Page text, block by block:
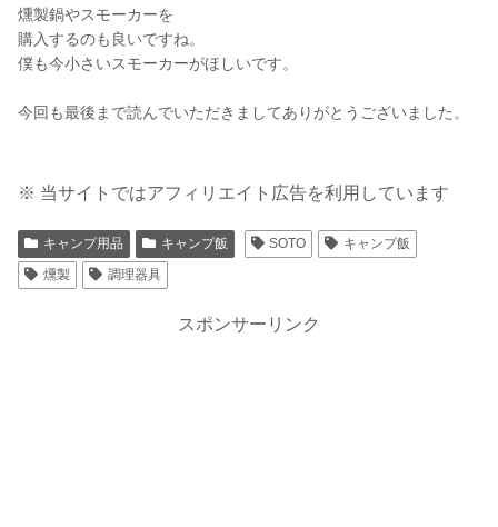
燻製鍋やスモーカーを
購入するのも良いですね。
僕も今小さいスモーカーがほしいです。
今回も最後まで読んでいただきましてありがとうございました。
※ 当サイトではアフィリエイト広告を利用しています
キャンプ用品 キャンプ飯 SOTO
キャンプ飯
燻製
調理器具
スポンサーリンク